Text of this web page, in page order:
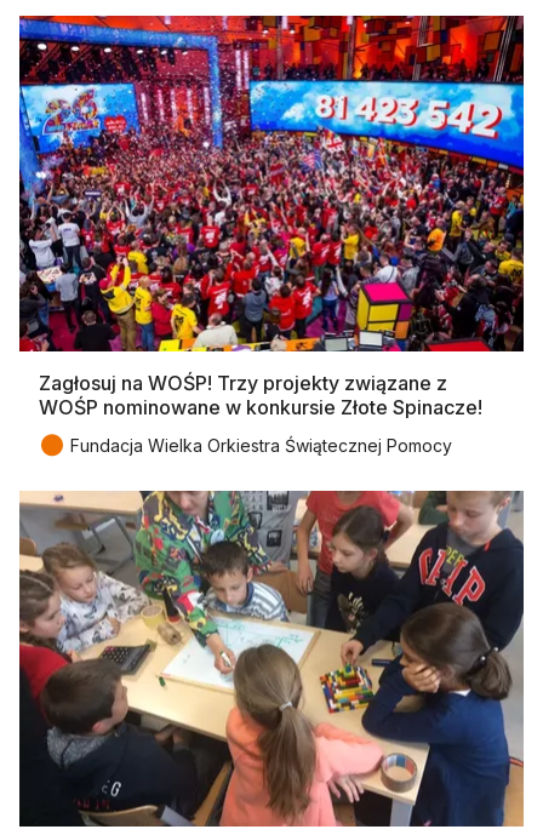
Zagłosuj na WOŚP! Trzy projekty związane z
WOŚP nominowane w konkursie Złote Spinacze!
● Fundacja Wielka Orkiestra Świątecznej Pomocy